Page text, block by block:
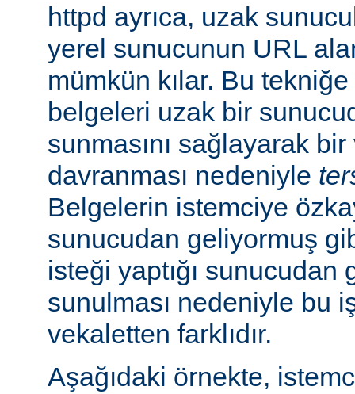
httpd ayrıca, uzak
yerel sunucunun URL
mümkün kılar. Bu
belgeleri uzak bir
sunmasını sağlayarak
davranması nedeniyle
Belgelerin istemciye
sunucudan geliyormuş
isteği yaptığı sunucudan
sunulması nedeniyle bu
vekaletten farklıdır.
Aşağıdaki örnekte,